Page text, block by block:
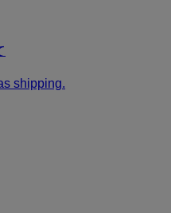
shipping.